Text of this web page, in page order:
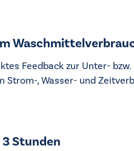
Feedback zur Unter-
, Wasser- und
Stunden